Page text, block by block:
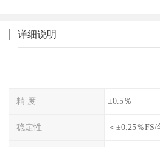
详细说明
精 度 ±0.5％
稳定性 ＜±0.25％FS/